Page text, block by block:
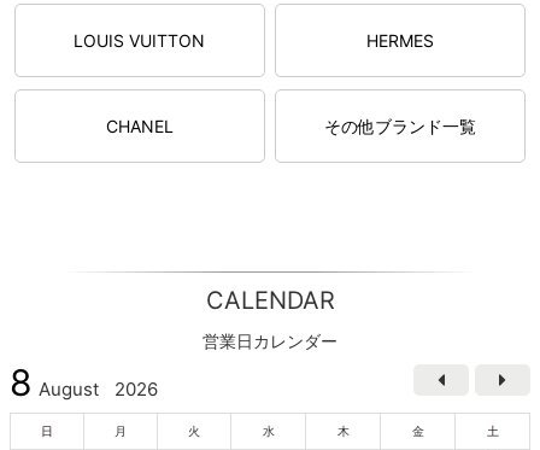
LOUIS VUITTON HERMES
CHANEL その他ブランド一覧
CALENDAR
営業日カレンダー
8 August 2026
日 月 火 水 木 金 土